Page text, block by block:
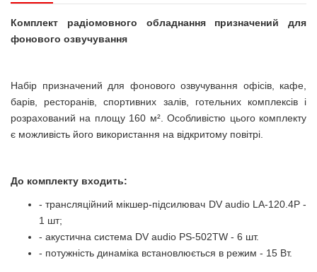
Комплект радіомовного обладнання призначений для
фонового озвучування
Набір призначений для фонового озвучування офісів, кафе,
барів, ресторанів, спортивних залів, готельних комплексів і
розрахований на площу 160 м². Особливістю цього комплекту
є можливість його використання на відкритому повітрі.
До комплекту входить:
- трансляційний мікшер-підсилювач DV audio LA-120.4P -
1 шт;
- акустична система DV audio PS-502TW - 6 шт.
- потужність динаміка встановлюється в режим - 15 Вт.